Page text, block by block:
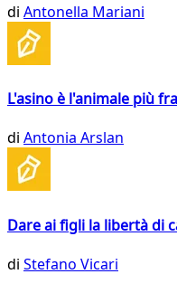
di Antonella Mariani
L'asino è l'animale più
di Antonia Arslan
Dare ai figli la libertà di
di Stefano Vicari